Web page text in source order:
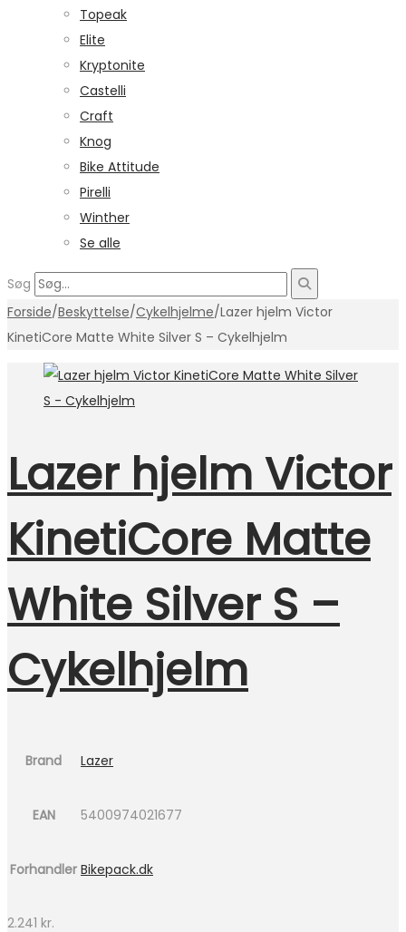
Topeak
Elite
Kryptonite
Castelli
Craft
Knog
Bike Attitude
Pirelli
Winther
Se alle
Søg
Forside/Beskyttelse/Cykelhjelme/Lazer hjelm Victor
KinetiCore Matte White Silver S – Cykelhjelm
Lazer hjelm Victor
KinetiCore Matte
White Silver S –
Cykelhjelm
Brand Lazer
EAN 5400974021677
Forhandler Bikepack.dk
2.241 kr.